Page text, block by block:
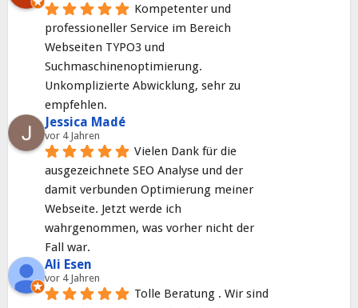
Kompetenter und
professioneller Service im Bereich
Webseiten TYPO3 und
Suchmaschinenoptimierung.
Unkomplizierte Abwicklung, sehr zu
empfehlen.
Jessica Madé
vor 4 Jahren
Vielen Dank für die
ausgezeichnete SEO Analyse und der
damit verbunden Optimierung meiner
Webseite. Jetzt werde ich
wahrgenommen, was vorher nicht der
Fall war.
Ali Esen
vor 4 Jahren
Tolle Beratung . Wir sind